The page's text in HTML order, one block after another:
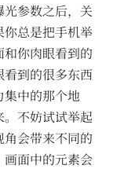
参数之后，关
总是把手机举
你肉眼看到的
到的很多东西
集中的那个地
不妨试试举起
会带来不同的
面中的元素会